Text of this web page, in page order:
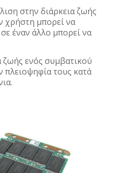
στην διάρκεια ζωής
χρήστη μπορεί να
έναν άλλο μπορεί να
ζωής ενός συμβατικού
πλειοψηφία τους κατά